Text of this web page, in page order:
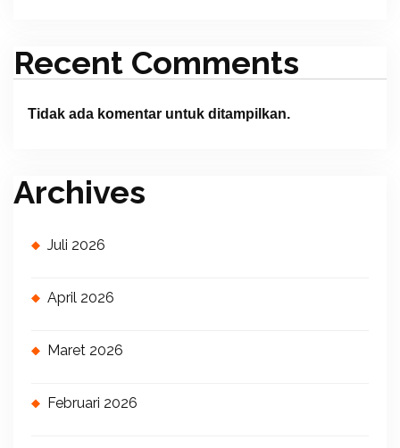
Recent Comments
Tidak ada komentar untuk ditampilkan.
Archives
Juli 2026
April 2026
Maret 2026
Februari 2026